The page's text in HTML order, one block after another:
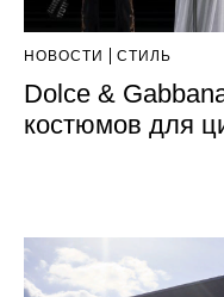
НОВОСТИ СТИЛЬ
Dolce &
костюмов для